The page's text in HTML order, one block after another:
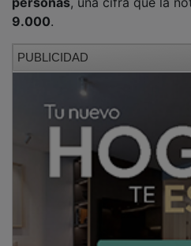
9.000.
El mensaje que reciban los
expresamente de que
que no será necesario llamar
actuación. La duración
15 y 20 minutos ,
antenas repetidoras
aproximada prevista para el